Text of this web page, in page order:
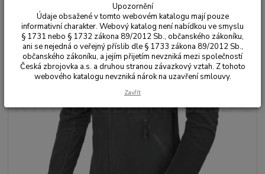
Upozornění
Údaje obsažené v tomto webovém katalogu mají pouze
informativní charakter. Webový katalog není nabídkou ve smyslu
§ 1731 nebo § 1732 zákona 89/2012 Sb., občanského zákoníku,
ani se nejedná o veřejný příslib dle § 1733 zákona 89/2012 Sb.,
občanského zákoníku, a jejím přijetím nevzniká mezi společností
Česká zbrojovka a.s. a druhou stranou závazkový vztah. Z tohoto
webového katalogu nevzniká nárok na uzavření smlouvy.
Zavřít